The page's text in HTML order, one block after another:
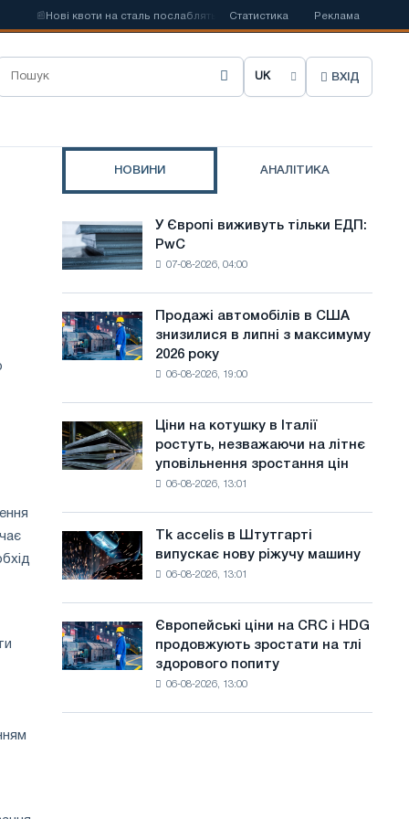
Нові квоти на сталь послаблять конкуренцію в Сполученому
Статистика Реклама
О
р
м
в
а
й
т
у
ВХІД
НОВИНИ АНАЛІТИКА
Європі
виживуть
PwC
У Європі виживуть тільки ЕДП:
PwC
07-08-2026, 04:00
Продажі
автомобілів
в
липні
з
року
Продажі автомобілів в США
знизилися в липні з максимуму
2026 року
06-08-2026, 19:00
Ціни
на
котушку
незважаючи
на
уповільнення
зростання
цін
Ціни на котушку в Італії
ростуть, незважаючи на літнє
уповільнення зростання цін
06-08-2026, 13:01
Tk
accelis
в
нову
ріжучу
Tk accelis в Штутгарті
випускає нову ріжучу машину
06-08-2026, 13:01
Європейські
ціни
на
Європейські ціни на CRC і HDG
продовжують зростати на тлі
здорового попиту
06-08-2026, 13:00